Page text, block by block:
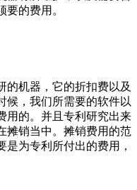
的费用。
机器，它的折扣费以及
候，我们所需要的软件以
用的。并且专利研究出来
摊销当中。摊销费用的范
为专利所付出的费用，